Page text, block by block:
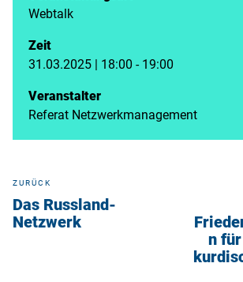
Webtalk
Zeit
31.03.2025 | 18:00 - 19:00
Veranstalter
Referat Netzwerkmanagement
ZURÜCK
Das Russland-
Netzwerk
n